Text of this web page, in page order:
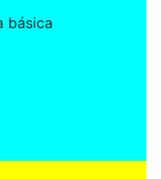
básica